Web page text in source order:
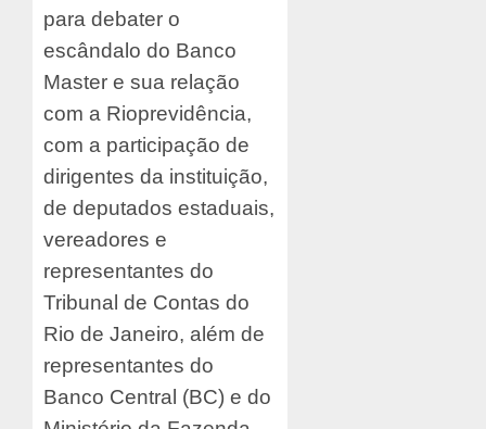
para debater o
escândalo do Banco
Master e sua relação
com a Rioprevidência,
com a participação de
dirigentes da instituição,
de deputados estaduais,
vereadores e
representantes do
Tribunal de Contas do
Rio de Janeiro, além de
representantes do
Banco Central (BC) e do